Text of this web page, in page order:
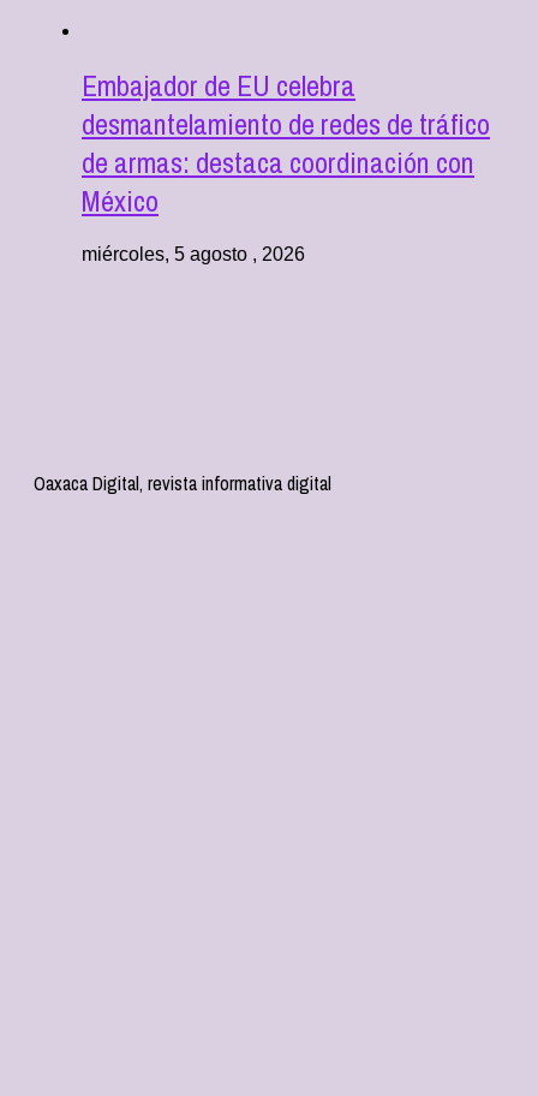
Embajador de EU celebra
desmantelamiento de redes de tráfico
de armas: destaca coordinación con
México
miércoles, 5 agosto , 2026
Oaxaca Digital, revista informativa digital